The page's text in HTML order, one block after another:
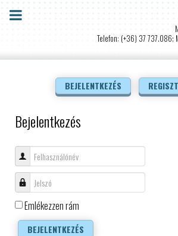
Telefon: (+36) 37
BEJELENTKEZÉS
Bejelentkezés
Felhasználónév
Jelszó
Emlékezzen rám
BEJELENTKEZÉS